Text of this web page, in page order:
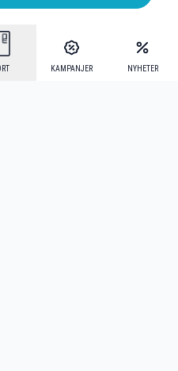
KAMPANJER NYHETER